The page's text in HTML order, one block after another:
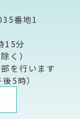
番地1
15分
く）
を行います
5時）